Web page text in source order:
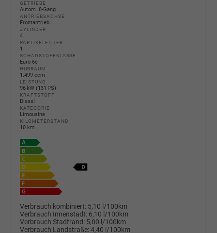
GETRIEBE
Autom. 8-Gang
ANTRIEBSACHSE
Frontantrieb
ZYLINDER
4
PARTIKELFILTER
1
SCHADSTOFFKLASSE
Euro 6e
HUBRAUM
1.499 ccm
LEISTUNG
96 kW (131 PS)
KRAFTSTOFF
Diesel
KATEGORIE
Limousine
KILOMETERSTAND
10 km
Verbrauch kombiniert: 5,10 l/100km
Verbrauch Innenstadt: 6,10 l/100km
Verbrauch Stadtrand: 5,00 l/100km
Verbrauch Landstraße:4,40 l/100km